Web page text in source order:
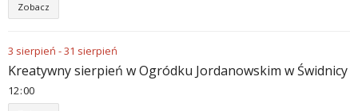
Zobacz
3 sierpień -31 sierpień
Kreatywny sierpień w Ogródku Jordanowskim w Świdnicy
12 00